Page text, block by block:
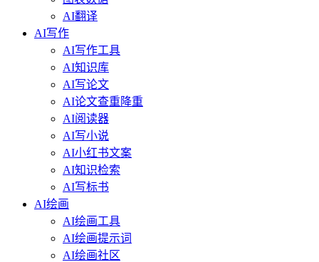
AI翻译
AI写作
AI写作工具
AI知识库
AI写论文
AI论文查重降重
AI阅读器
AI写小说
AI小红书文案
AI知识检索
AI写标书
AI绘画
AI绘画工具
AI绘画提示词
AI绘画社区